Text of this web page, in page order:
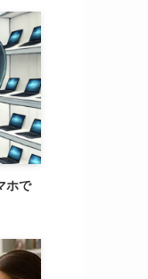
ホで